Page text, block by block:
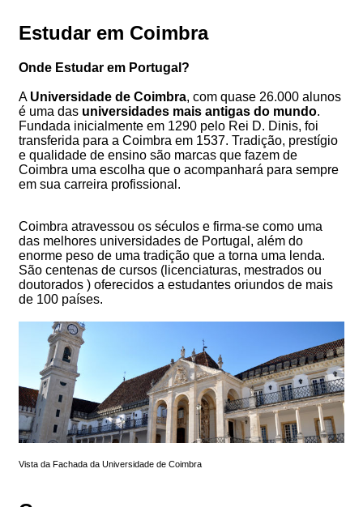
Estudar em Coimbra
Onde Estudar em Portugal?
A Universidade de Coimbra, com quase 26.000 alunos
é uma das universidades mais antigas do mundo.
Fundada inicialmente em 1290 pelo Rei D. Dinis, foi
transferida para a Coimbra em 1537. Tradição, prestígio
e qualidade de ensino são marcas que fazem de
Coimbra uma escolha que o acompanhará para sempre
em sua carreira profissional.
Coimbra atravessou os séculos e firma-se como uma
das melhores universidades de Portugal, além do
enorme peso de uma tradição que a torna uma lenda.
São centenas de cursos (licenciaturas, mestrados ou
doutorados ) oferecidos a estudantes oriundos de mais
de 100 países.
Vista da Fachada da Universidade de Coimbra